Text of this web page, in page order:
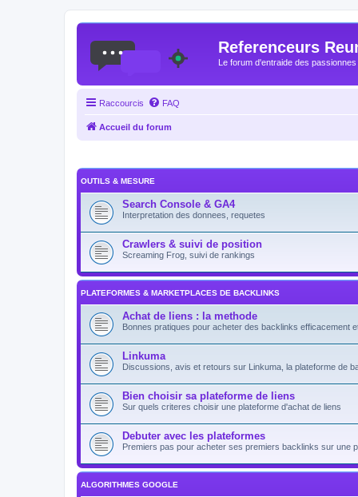
Referenceurs
Le forum d'entraide des
Raccourcis FAQ
Accueil du forum
OUTILS & MESURE
Search Console & GA4
Interpretation des donnees, requetes
Crawlers & suivi de position
Screaming Frog, suivi de rankings
PLATEFORMES & MARKETPLACES DE BACKLINKS
Achat de liens : la methode
Bonnes pratiques pour acheter des backlinks efficacement
Linkuma
Discussions, avis et retours sur Linkuma, la plateforme de
Bien choisir sa plateforme de liens
Sur quels criteres choisir une plateforme d'achat de liens
Debuter avec les plateformes
Premiers pas pour acheter ses premiers backlinks sur une
ALGORITHMES GOOGLE